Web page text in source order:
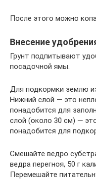
После этого можно
Внесение
Грунт подпитывают
посадочной ямы.
Для подкормки землю
Нижний слой — это
понадобится для
слой (около 30 см) —
понадобится для
Смешайте ведро
ведра перегноя, 50 г
Перемешайте